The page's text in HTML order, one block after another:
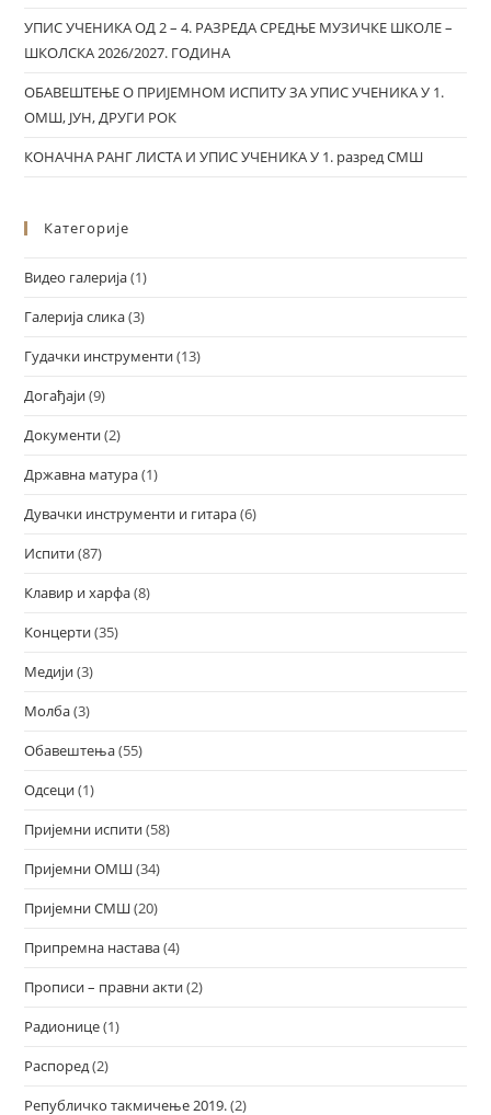
УПИС УЧЕНИКА ОД 2 – 4. РАЗРЕДА СРЕДЊЕ МУЗИЧКЕ ШКОЛЕ –
ШКОЛСКА 2026/2027. ГОДИНА
ОБАВЕШТЕЊЕ О ПРИЈЕМНОМ ИСПИТУ ЗА УПИС УЧЕНИКА У 1.
ОМШ, ЈУН, ДРУГИ РОК
КОНАЧНА РАНГ ЛИСТА И УПИС УЧЕНИКА У 1. разред СМШ
Категорије
Видео галерија(1)
Галерија слика(3)
Гудачки инструменти(13)
Догађаји(9)
Документи(2)
Државна матура(1)
Дувачки инструменти и гитара(6)
Испити(87)
Клавир и харфа(8)
Концерти(35)
Медији(3)
Молба(3)
Обавештења(55)
Одсеци(1)
Пријемни испити(58)
Пријемни ОМШ(34)
Пријемни СМШ(20)
Припремна настава(4)
Прописи – правни акти(2)
Радионице(1)
Распоред(2)
Републичко такмичење 2019.(2)